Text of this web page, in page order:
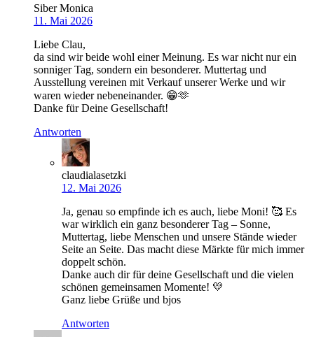
Siber Monica
11. Mai 2026
Liebe Clau,
da sind wir beide wohl einer Meinung. Es war nicht nur ein
sonniger Tag, sondern ein besonderer. Muttertag und
Ausstellung vereinen mit Verkauf unserer Werke und wir
waren wieder nebeneinander. 😁🫶
Danke für Deine Gesellschaft!
Antworten
claudialasetzki
12. Mai 2026
Ja, genau so empfinde ich es auch, liebe Moni! 🥰 Es
war wirklich ein ganz besonderer Tag – Sonne,
Muttertag, liebe Menschen und unsere Stände wieder
Seite an Seite. Das macht diese Märkte für mich immer
doppelt schön.
Danke auch dir für deine Gesellschaft und die vielen
schönen gemeinsamen Momente! 💛
Ganz liebe Grüße und bjos
Antworten